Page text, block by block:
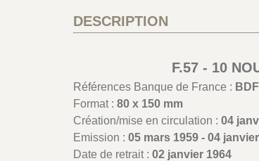
DESCRIPTION
F.57 - 10
Références Banque de France :
Format : 80 x 150 mm
Création/mise en circulation : 04
Emission : 05 mars 1959 - 04
Date de retrait : 02 janvier 1964